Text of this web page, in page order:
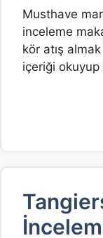
Musthave
inceleme
kör atış
içeriği